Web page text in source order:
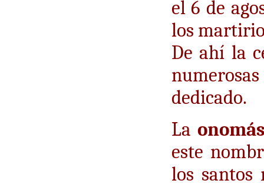
el 6 de
los
De ahí la
dedicado.
La
este
los santos